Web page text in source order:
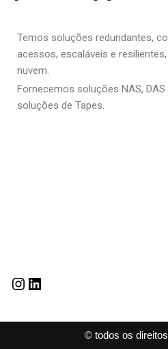
Temos soluções redundantes,
acessos, escaláveis e
nuvem.
Fornecemos soluções NAS,
soluções de Tapes.
© todos os